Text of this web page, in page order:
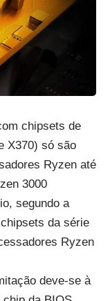
chipsets de
X370) só são
Ryzen até
3000
segundo a
da série
Ryzen
deve-se à